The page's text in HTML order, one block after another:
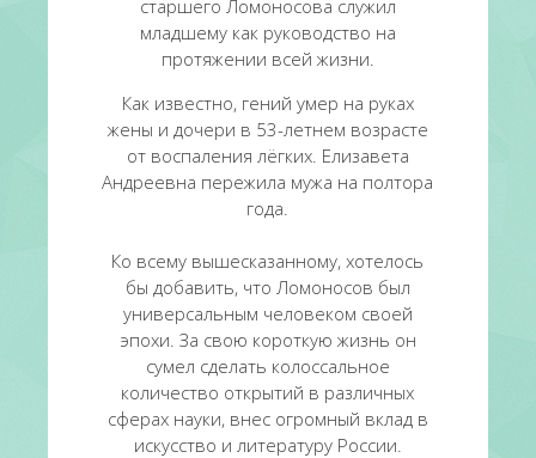
старшего Ломоносова служил
младшему как руководство на
протяжении всей жизни.
Как известно, гений умер на руках
жены и дочери в 53-летнем возрасте
от воспаления лёгких. Елизавета
Андреевна пережила мужа на полтора
года.
Ко всему вышесказанному, хотелось
бы добавить, что Ломоносов был
универсальным человеком своей
эпохи. За свою короткую жизнь он
сумел сделать колоссальное
количество открытий в различных
сферах науки, внес огромный вклад в
искусство и литературу России.